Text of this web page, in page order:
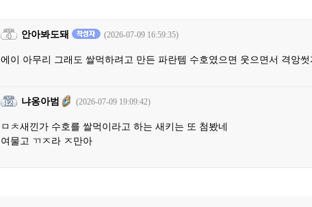
안아봐도돼 (2026-07-09 16:59:35)
에이 아무리 그래도 쌀먹하려고 만든 파란템 수호였으면 웃으면서 격앙썻
냐옹아범 (2026-07-09 19:09:42)
ㅁㅊ새낀가 수호를 쌀먹이라고 하는 새키는 또 첨봤네
여물고 ㄲㅈ라 ㅈ만아